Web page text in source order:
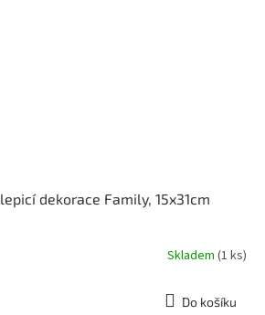
dekorace Family, 15x31cm
Skladem (1 ks)
Do košíku